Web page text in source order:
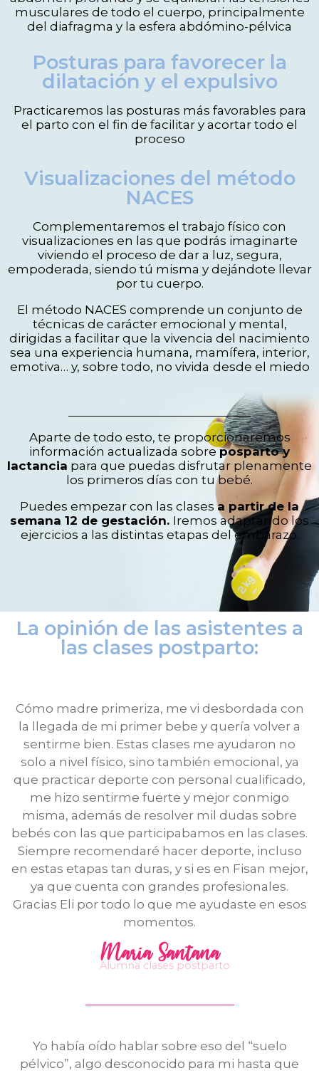
musculares de todo el cuerpo, principalmente
del diafragma y la esfera abdómino-pélvica
Posturas para favorecer la
dilatación y el expulsivo
Practicaremos las posturas más favorables para
el parto con el fin de facilitar y acortar todo el
proceso
Visualizaciones del método
NACES
Complementaremos el trabajo físico con
visualizaciones en las que podrás imaginarte
viviendo el proceso de dar a luz, segura,
empoderada, siendo tú misma y dejándote llevar
por tu cuerpo.
El método NACES comprende un conjunto de
técnicas de carácter emocional y mental,
dirigidas a facilitar que la vivencia del nacimiento
sea una experiencia humana, mamífera, interior,
emotiva… y, sobre todo, no vivida desde el miedo
Aparte de todo esto, te proporcionaremos
información actualizada sobreposparto y
lactancia para que puedas disfrutar plenamente
los primeros días con tu bebé.
Puedes empezar con las clasesa partir de la
semana 12 de gestación. Iremos adaptando los
ejercicios a las distintas etapas del embarazo.
La opinión de las asistentes a
las clases postparto:
Cómo madre primeriza, me vi desbordada con
la llegada de mi primer bebe y quería volver a
sentirme bien. Estas clases me ayudaron no
solo a nivel físico, sino también emocional, ya
que practicar deporte con personal cualificado,
me hizo sentirme fuerte y mejor conmigo
misma, además de resolver mil dudas sobre
bebés con las que participabamos en las clases.
Siempre recomendaré hacer deporte, incluso
en estas etapas tan duras, y si es en Fisan mejor,
ya que cuenta con grandes profesionales.
Gracias Eli por todo lo que me ayudaste en esos
momentos.
María Santana
Alumna clases postparto
Yo había oído hablar sobre eso del “suelo
pélvico”, algo desconocido para mi hasta que